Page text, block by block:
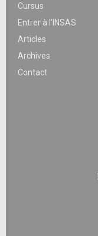
Cursus
Entrer à l’INSAS
Articles
Archives
Contact